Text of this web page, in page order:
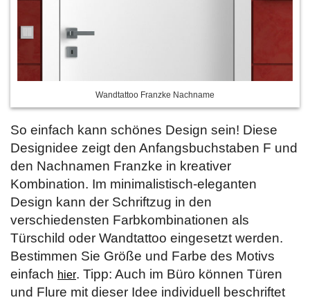
Wandtattoo Franzke Nachname
So einfach kann schönes Design sein! Diese
Designidee zeigt den Anfangsbuchstaben F und
den Nachnamen Franzke in kreativer
Kombination. Im minimalistisch-eleganten
Design kann der Schriftzug in den
verschiedensten Farbkombinationen als
Türschild oder Wandtattoo eingesetzt werden.
Bestimmen Sie Größe und Farbe des Motivs
einfach hier. Tipp: Auch im Büro können Türen
und Flure mit dieser Idee individuell beschriftet